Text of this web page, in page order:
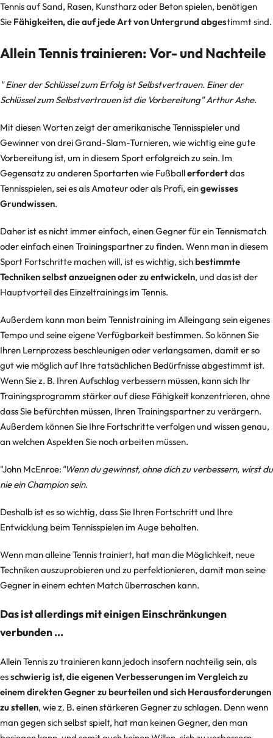
Tennis auf Sand, Rasen, Kunstharz oder Beton spielen, benötigen
Sie Fähigkeiten, die auf jede Art von Untergrund abgestimmt sind.
Allein Tennis trainieren: Vor- und Nachteile
" Einer der Schlüssel zum Erfolg ist Selbstvertrauen. Einer der
Schlüssel zum Selbstvertrauen ist die Vorbereitung" Arthur Ashe.
Mit diesen Worten zeigt der amerikanische Tennisspieler und
Gewinner von drei Grand-Slam-Turnieren, wie wichtig eine gute
Vorbereitung ist, um in diesem Sport erfolgreich zu sein. Im
Gegensatz zu anderen Sportarten wie Fußballerfordertdas
Tennisspielen, sei es als Amateur oder als Profi, eingewisses
Grundwissen.
Daher ist es nicht immer einfach, einen Gegner für ein Tennismatch
oder einfach einen Trainingspartner zu finden. Wenn man in diesem
Sport Fortschritte machen will, ist es wichtig, sichbestimmte
Techniken selbst anzueignen oder zu entwickeln, und das ist der
Hauptvorteil des Einzeltrainings im Tennis.
Außerdem kann man beim Tennistraining im Alleingang sein eigenes
Tempo und seine eigene Verfügbarkeit bestimmen. So können Sie
Ihren Lernprozess beschleunigen oder verlangsamen, damit er so
gut wie möglich auf Ihre tatsächlichen Bedürfnisse abgestimmt ist.
Wenn Sie z. B. Ihren Aufschlag verbessern müssen, kann sich Ihr
Trainingsprogramm stärker auf diese Fähigkeit konzentrieren, ohne
dass Sie befürchten müssen, Ihren Trainingspartner zu verärgern.
Außerdem können Sie Ihre Fortschritte verfolgen und wissen genau,
an welchen Aspekten Sie noch arbeiten müssen.
"John McEnroe: "Wenn du gewinnst, ohne dich zu verbessern, wirst du
nie ein Champion sein.
Deshalb ist es so wichtig, dass Sie Ihren Fortschritt und Ihre
Entwicklung beim Tennisspielen im Auge behalten.
Wenn man alleine Tennis trainiert, hat man die Möglichkeit, neue
Techniken auszuprobieren und zu perfektionieren, damit man seine
Gegner in einem echten Match überraschen kann.
Das ist allerdings mit einigen Einschränkungen
verbunden ...
Allein Tennis zu trainieren kann jedoch insofern nachteilig sein, als
esschwierig ist, die eigenen Verbesserungen im Vergleich zu
einem direkten Gegner zu beurteilen und sich Herausforderungen
zu stellen, wie z. B. einen stärkeren Gegner zu schlagen. Denn wenn
man gegen sich selbst spielt, hat man keinen Gegner, den man